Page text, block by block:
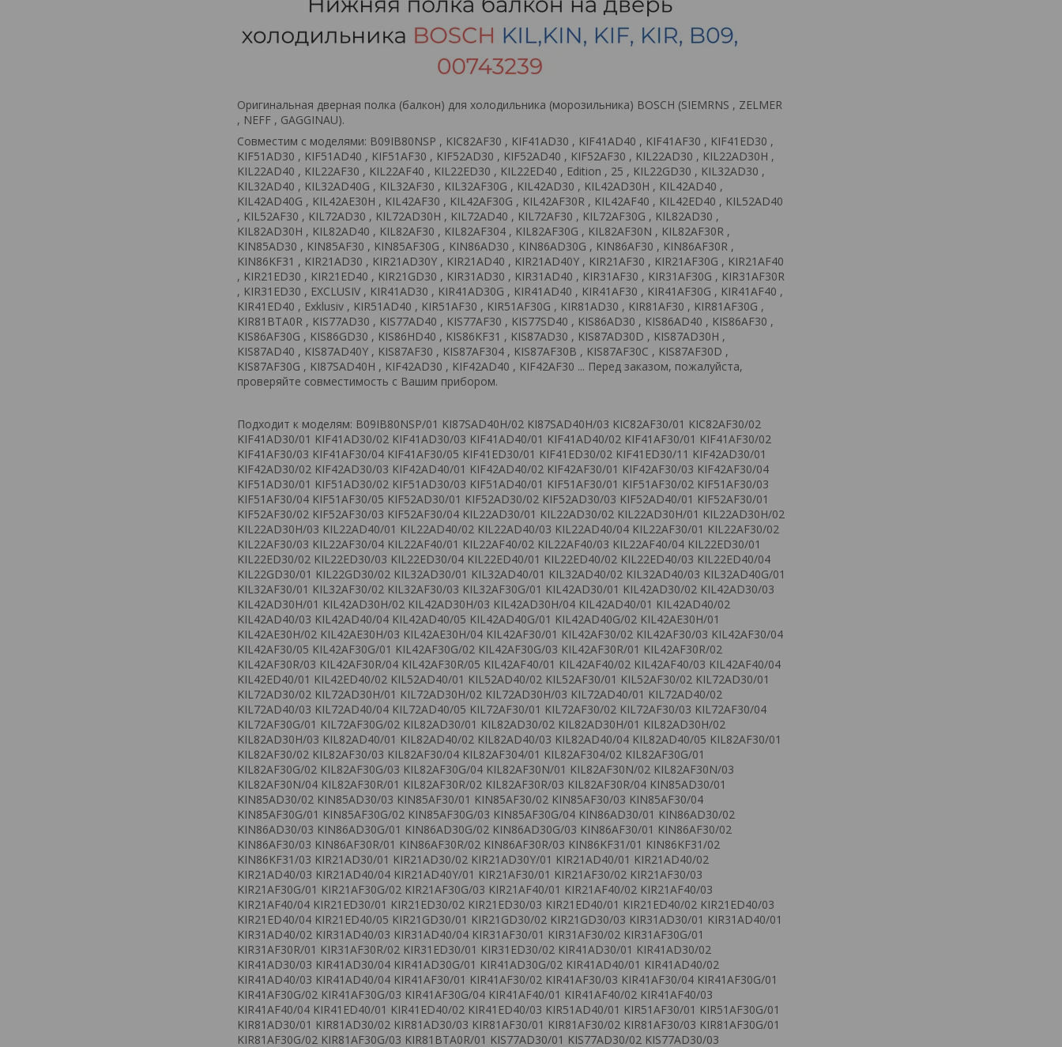
Оригинальная дверная полка (балкон) для холодильника (морозильника) BOSCH (SIEMRNS , ZELMER
, NEFF , GAGGINAU).
Совместим с моделями: B09IB80NSP , KIC82AF30 , KIF41AD30 , KIF41AD40 , KIF41AF30 , KIF41ED30 ,
KIF51AD30 , KIF51AD40 , KIF51AF30 , KIF52AD30 , KIF52AD40 , KIF52AF30 , KIL22AD30 , KIL22AD30H ,
KIL22AD40 , KIL22AF30 , KIL22AF40 , KIL22ED30 , KIL22ED40 , Edition , 25 , KIL22GD30 , KIL32AD30 ,
KIL32AD40 , KIL32AD40G , KIL32AF30 , KIL32AF30G , KIL42AD30 , KIL42AD30H , KIL42AD40 ,
KIL42AD40G , KIL42AE30H , KIL42AF30 , KIL42AF30G , KIL42AF30R , KIL42AF40 , KIL42ED40 , KIL52AD40
, KIL52AF30 , KIL72AD30 , KIL72AD30H , KIL72AD40 , KIL72AF30 , KIL72AF30G , KIL82AD30 ,
KIL82AD30H , KIL82AD40 , KIL82AF30 , KIL82AF304 , KIL82AF30G , KIL82AF30N , KIL82AF30R ,
KIN85AD30 , KIN85AF30 , KIN85AF30G , KIN86AD30 , KIN86AD30G , KIN86AF30 , KIN86AF30R ,
KIN86KF31 , KIR21AD30 , KIR21AD30Y , KIR21AD40 , KIR21AD40Y , KIR21AF30 , KIR21AF30G , KIR21AF40
, KIR21ED30 , KIR21ED40 , KIR21GD30 , KIR31AD30 , KIR31AD40 , KIR31AF30 , KIR31AF30G , KIR31AF30R
, KIR31ED30 , EXCLUSIV , KIR41AD30 , KIR41AD30G , KIR41AD40 , KIR41AF30 , KIR41AF30G , KIR41AF40 ,
KIR41ED40 , Exklusiv , KIR51AD40 , KIR51AF30 , KIR51AF30G , KIR81AD30 , KIR81AF30 , KIR81AF30G ,
KIR81BTA0R , KIS77AD30 , KIS77AD40 , KIS77AF30 , KIS77SD40 , KIS86AD30 , KIS86AD40 , KIS86AF30 ,
KIS86AF30G , KIS86GD30 , KIS86HD40 , KIS86KF31 , KIS87AD30 , KIS87AD30D , KIS87AD30H ,
KIS87AD40 , KIS87AD40Y , KIS87AF30 , KIS87AF304 , KIS87AF30B , KIS87AF30C , KIS87AF30D ,
KIS87AF30G , KI87SAD40H , KIF42AD30 , KIF42AD40 , KIF42AF30 ... Перед заказом, пожалуйста,
проверяйте совместимость с Вашим прибором.
Подходит к моделям: B09IB80NSP/01 KI87SAD40H/02 KI87SAD40H/03 KIC82AF30/01 KIC82AF30/02
KIF41AD30/01 KIF41AD30/02 KIF41AD30/03 KIF41AD40/01 KIF41AD40/02 KIF41AF30/01 KIF41AF30/02
KIF41AF30/03 KIF41AF30/04 KIF41AF30/05 KIF41ED30/01 KIF41ED30/02 KIF41ED30/11 KIF42AD30/01
KIF42AD30/02 KIF42AD30/03 KIF42AD40/01 KIF42AD40/02 KIF42AF30/01 KIF42AF30/03 KIF42AF30/04
KIF51AD30/01 KIF51AD30/02 KIF51AD30/03 KIF51AD40/01 KIF51AF30/01 KIF51AF30/02 KIF51AF30/03
KIF51AF30/04 KIF51AF30/05 KIF52AD30/01 KIF52AD30/02 KIF52AD30/03 KIF52AD40/01 KIF52AF30/01
KIF52AF30/02 KIF52AF30/03 KIF52AF30/04 KIL22AD30/01 KIL22AD30/02 KIL22AD30H/01 KIL22AD30H/02
KIL22AD30H/03 KIL22AD40/01 KIL22AD40/02 KIL22AD40/03 KIL22AD40/04 KIL22AF30/01 KIL22AF30/02
KIL22AF30/03 KIL22AF30/04 KIL22AF40/01 KIL22AF40/02 KIL22AF40/03 KIL22AF40/04 KIL22ED30/01
KIL22ED30/02 KIL22ED30/03 KIL22ED30/04 KIL22ED40/01 KIL22ED40/02 KIL22ED40/03 KIL22ED40/04
KIL22GD30/01 KIL22GD30/02 KIL32AD30/01 KIL32AD40/01 KIL32AD40/02 KIL32AD40/03 KIL32AD40G/01
KIL32AF30/01 KIL32AF30/02 KIL32AF30/03 KIL32AF30G/01 KIL42AD30/01 KIL42AD30/02 KIL42AD30/03
KIL42AD30H/01 KIL42AD30H/02 KIL42AD30H/03 KIL42AD30H/04 KIL42AD40/01 KIL42AD40/02
KIL42AD40/03 KIL42AD40/04 KIL42AD40/05 KIL42AD40G/01 KIL42AD40G/02 KIL42AE30H/01
KIL42AE30H/02 KIL42AE30H/03 KIL42AE30H/04 KIL42AF30/01 KIL42AF30/02 KIL42AF30/03 KIL42AF30/04
KIL42AF30/05 KIL42AF30G/01 KIL42AF30G/02 KIL42AF30G/03 KIL42AF30R/01 KIL42AF30R/02
KIL42AF30R/03 KIL42AF30R/04 KIL42AF30R/05 KIL42AF40/01 KIL42AF40/02 KIL42AF40/03 KIL42AF40/04
KIL42ED40/01 KIL42ED40/02 KIL52AD40/01 KIL52AD40/02 KIL52AF30/01 KIL52AF30/02 KIL72AD30/01
KIL72AD30/02 KIL72AD30H/01 KIL72AD30H/02 KIL72AD30H/03 KIL72AD40/01 KIL72AD40/02
KIL72AD40/03 KIL72AD40/04 KIL72AD40/05 KIL72AF30/01 KIL72AF30/02 KIL72AF30/03 KIL72AF30/04
KIL72AF30G/01 KIL72AF30G/02 KIL82AD30/01 KIL82AD30/02 KIL82AD30H/01 KIL82AD30H/02
KIL82AD30H/03 KIL82AD40/01 KIL82AD40/02 KIL82AD40/03 KIL82AD40/04 KIL82AD40/05 KIL82AF30/01
KIL82AF30/02 KIL82AF30/03 KIL82AF30/04 KIL82AF304/01 KIL82AF304/02 KIL82AF30G/01
KIL82AF30G/02 KIL82AF30G/03 KIL82AF30G/04 KIL82AF30N/01 KIL82AF30N/02 KIL82AF30N/03
KIL82AF30N/04 KIL82AF30R/01 KIL82AF30R/02 KIL82AF30R/03 KIL82AF30R/04 KIN85AD30/01
KIN85AD30/02 KIN85AD30/03 KIN85AF30/01 KIN85AF30/02 KIN85AF30/03 KIN85AF30/04
KIN85AF30G/01 KIN85AF30G/02 KIN85AF30G/03 KIN85AF30G/04 KIN86AD30/01 KIN86AD30/02
KIN86AD30/03 KIN86AD30G/01 KIN86AD30G/02 KIN86AD30G/03 KIN86AF30/01 KIN86AF30/02
KIN86AF30/03 KIN86AF30R/01 KIN86AF30R/02 KIN86AF30R/03 KIN86KF31/01 KIN86KF31/02
KIN86KF31/03 KIR21AD30/01 KIR21AD30/02 KIR21AD30Y/01 KIR21AD40/01 KIR21AD40/02
KIR21AD40/03 KIR21AD40/04 KIR21AD40Y/01 KIR21AF30/01 KIR21AF30/02 KIR21AF30/03
KIR21AF30G/01 KIR21AF30G/02 KIR21AF30G/03 KIR21AF40/01 KIR21AF40/02 KIR21AF40/03
KIR21AF40/04 KIR21ED30/01 KIR21ED30/02 KIR21ED30/03 KIR21ED40/01 KIR21ED40/02 KIR21ED40/03
KIR21ED40/04 KIR21ED40/05 KIR21GD30/01 KIR21GD30/02 KIR21GD30/03 KIR31AD30/01 KIR31AD40/01
KIR31AD40/02 KIR31AD40/03 KIR31AD40/04 KIR31AF30/01 KIR31AF30/02 KIR31AF30G/01
KIR31AF30R/01 KIR31AF30R/02 KIR31ED30/01 KIR31ED30/02 KIR41AD30/01 KIR41AD30/02
KIR41AD30/03 KIR41AD30/04 KIR41AD30G/01 KIR41AD30G/02 KIR41AD40/01 KIR41AD40/02
KIR41AD40/03 KIR41AD40/04 KIR41AF30/01 KIR41AF30/02 KIR41AF30/03 KIR41AF30/04 KIR41AF30G/01
KIR41AF30G/02 KIR41AF30G/03 KIR41AF30G/04 KIR41AF40/01 KIR41AF40/02 KIR41AF40/03
KIR41AF40/04 KIR41ED40/01 KIR41ED40/02 KIR41ED40/03 KIR51AD40/01 KIR51AF30/01 KIR51AF30G/01
KIR81AD30/01 KIR81AD30/02 KIR81AD30/03 KIR81AF30/01 KIR81AF30/02 KIR81AF30/03 KIR81AF30G/01
KIR81AF30G/02 KIR81AF30G/03 KIR81BTA0R/01 KIS77AD30/01 KIS77AD30/02 KIS77AD30/03